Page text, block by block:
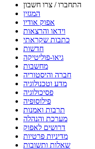
התחברו / צרו חשבון
המגזין
אפוק אודיו
וידאו והרצאות
כתבות שקראתי
חדשות
גיאו-פוליטיקה
מחשבות
חברה והיסטוריה
מדע וטכנולוגיה
פסיכולוגיה
פילוסופיה
תרבות ואמנות
מערכת והנהלה
דרושים לאפוק
מדיניות פרטיות
שאלות ותשובות